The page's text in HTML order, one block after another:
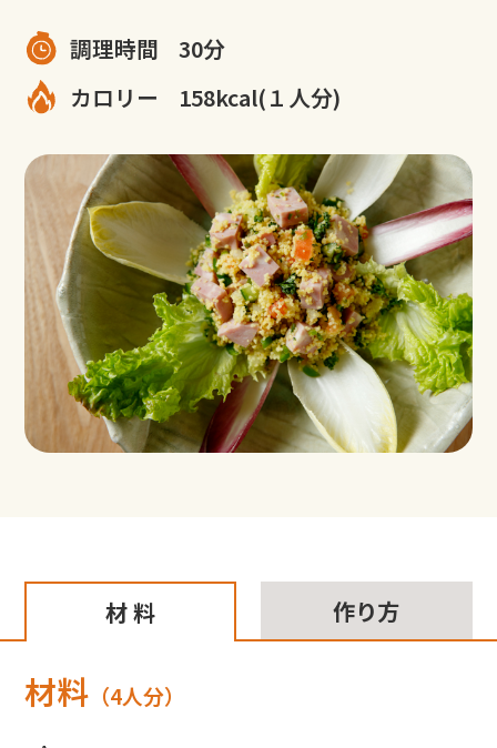
調理時間
30分
カロリー
158kcal(１人分)
材 料 作り方
材料 （4人分）